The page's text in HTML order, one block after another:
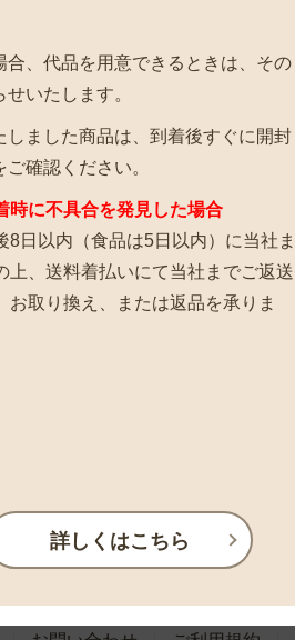
合、代品を用意できるときは、その
せいたします。
しました商品は、到着後すぐに開封
ご確認ください。
時に不具合を発見した場合
8日以内（食品は5日以内）に当社ま
上、送料着払いにて当社までご返送
お取り換え、または返品を承りま
詳しくはこちら